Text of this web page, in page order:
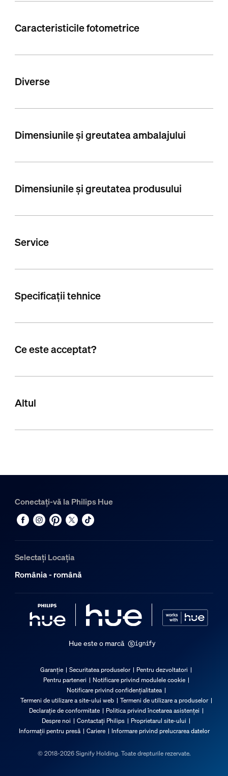
Caracteristicile fotometrice
Diverse
Dimensiunile și greutatea ambalajului
Dimensiunile și greutatea produsului
Service
Specificații tehnice
Ce este acceptat?
Altul
Conectați-vă la Philips Hue
Selectați Locația
România - română
Hue este o marcă
Garanție Securitatea produselor
Pentru dezvoltatori
Pentru parteneri
Notificare privind modulele cookie
Notificare privind confidențialitatea
Termeni de utilizare a site-ului web
Termeni de utilizare a produselor
Declarație de conformitate
Politica privind încetarea asistenței
Despre noi
Contactați Philips
Proprietarul site-ului
Informații pentru presă
Cariere Informare privind prelucrarea datelor
© 2018-2026 Signify Holding. Toate drepturile rezervate.